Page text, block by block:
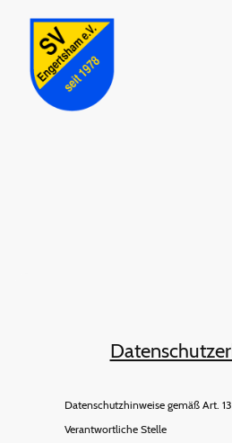
Datenschutzhinweise gemäß Art.
Verantwortliche Stelle